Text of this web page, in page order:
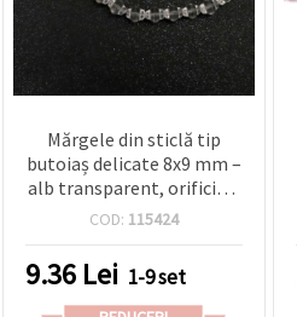
Mărgele din sticlă tip
butoiaș delicate 8x9 mm –
alb transparent, orificiu 1
mm, șirag ~78 bucăți –
elegante și creații
handmade strălucitoare
COD: 115424
9.36 Lei 1-9 set